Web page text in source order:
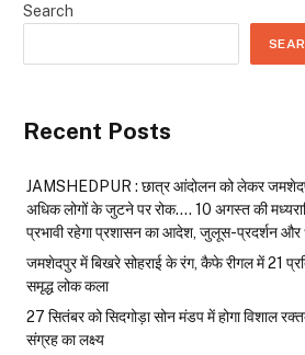
Search
Recent Posts
JAMSHEDPUR : छात्र आंदोलन को लेकर जमशेदपुर
अधिक लोगों के जुटने पर रोक…. 10 अगस्त की
प्रभावी रहेगा प्रशासन का आदेश, जुलूस-प्रदर्शन और
जमशेदपुर में बिखरे सोहराई के रंग, कैफे रीगल में 21
समृद्ध लोक कला
27 सितंबर को सिदगोड़ा सोन मंडप में होगा विशाल
संग्रह का लक्ष्य